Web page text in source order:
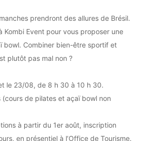
prendront des allures de Brésil.
Kombi Event pour vous proposer une
bowl. Combiner bien-être sportif et
plutôt pas mal non ?
le 23/08, de 8 h 30 à 10 h 30.
de pilates et açaï bowl non
à partir du 1er août, inscription
en présentiel à l’Office de Tourisme.